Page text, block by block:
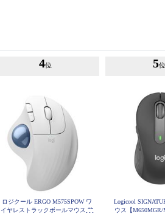
4位
ロジクール ERGO M575SPOW ワ
イヤレストラックボールマウス 静
5位
Logicool
ウス【